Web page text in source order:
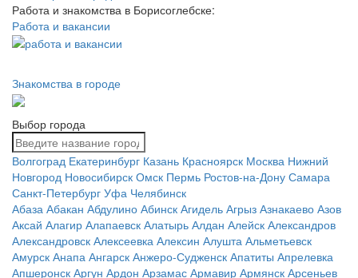
Работа и знакомства в Борисоглебске:
Работа и вакансии
Знакомства в городе
Выбор города
Волгоград Екатеринбург Казань Красноярск Москва Нижний
Новгород Новосибирск Омск Пермь Ростов-на-Дону Самара
Санкт-Петербург Уфа Челябинск
Абаза Абакан Абдулино Абинск Агидель Агрыз Азнакаево Азов
Аксай Алагир Алапаевск Алатырь Алдан Алейск Александров
Александровск Алексеевка Алексин Алушта Альметьевск
Амурск Анапа Ангарск Анжеро-Судженск Апатиты Апрелевка
Апшеронск Аргун Ардон Арзамас Армавир Армянск Арсеньев